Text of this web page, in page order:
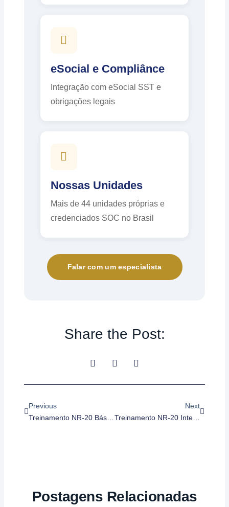
eSocial e Compliânce
Integração com eSocial SST e
obrigações legais
Nossas Unidades
Mais de 44 unidades próprias e
credenciados SOC no Brasil
Falar com um especialista
Share the Post:
Previous
Treinamento NR-20 Básico Classe II – Iniciação
Next
Treinamento NR-20 Intermediário Classe I – Iniciação
Postagens Relacionadas